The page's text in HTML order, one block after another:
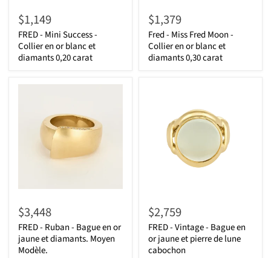
$1,149
FRED - Mini Success -
Collier en or blanc et
diamants 0,20 carat
$1,379
Fred - Miss Fred Moon -
Collier en or blanc et
diamants 0,30 carat
$3,448
FRED - Ruban - Bague en or
jaune et diamants. Moyen
Modèle.
$2,759
FRED - Vintage - Bague en
or jaune et pierre de lune
cabochon